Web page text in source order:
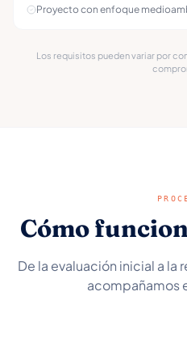
Proyecto con enfoque
Los requisitos pueden variar por
Cómo
De la evaluación inicial a la
acompañamos